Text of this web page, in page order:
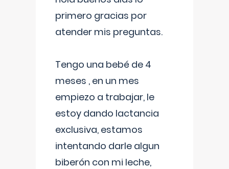
primero gracias por
atender mis preguntas.
Tengo una bebé de 4
meses , en un mes
empiezo a trabajar, le
estoy dando lactancia
exclusiva, estamos
intentando darle algun
biberón con mi leche,